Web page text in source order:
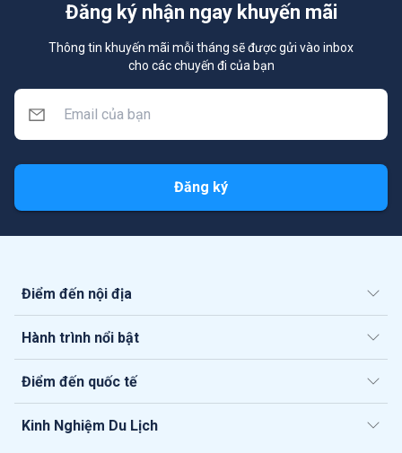
Đăng ký nhận ngay khuyến mãi
Thông tin khuyến mãi mỗi tháng sẽ được gửi vào inbox
cho các chuyến đi của bạn
Đăng ký
Điểm đến nội địa
Hành trình nổi bật
Điểm đến quốc tế
Kinh Nghiệm Du Lịch